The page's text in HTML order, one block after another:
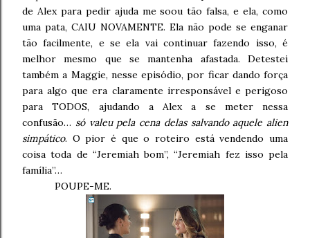
de Alex para pedir ajuda me soou tão falsa, e ela, como
uma pata, CAIU NOVAMENTE. Ela não pode se enganar
tão facilmente, e se ela vai continuar fazendo isso, é
melhor mesmo que se mantenha afastada. Detestei
também a Maggie, nesse episódio, por ficar dando força
para algo que era claramente irresponsável e perigoso
para TODOS, ajudando a Alex a se meter nessa
confusão… só valeu pela cena delas salvando aquele alien
simpático. O pior é que o roteiro está vendendo uma
coisa toda de “Jeremiah bom”, “Jeremiah fez isso pela
família”…
POUPE-ME.